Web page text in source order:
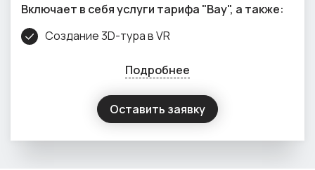
Включает в себя услуги тарифа "Вау", а также:
Создание 3D-тура в VR
Подробнее
Оставить заявку